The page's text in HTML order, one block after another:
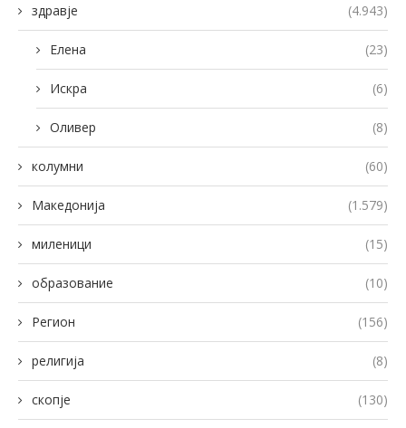
здравје (4.943)
Елена (23)
Искра (6)
Оливер (8)
колумни (60)
Македонија (1.579)
миленици (15)
образование (10)
Регион (156)
религија (8)
скопје (130)